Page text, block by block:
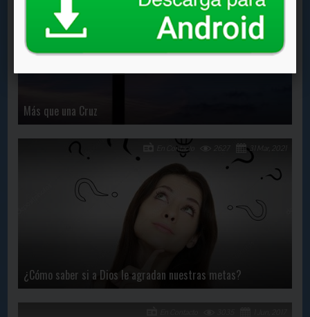
Más que una Cruz
¿Cómo saber si a Dios le agradan nuestras metas?
31 Mar, 2021
2627
En Contacto